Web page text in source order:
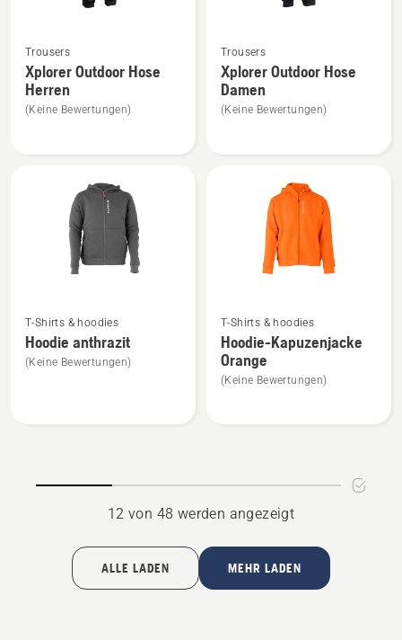
Details
zu
Xplorer
Outdoor
Trousers
Xplorer Outdoor Hose
Herren
(Keine Bewertungen)
Details
zu
Xplorer
Outdoor
Trousers
Xplorer Outdoor Hose
Damen
(Keine Bewertungen)
Details
zu
Hoodie
T-Shirts & hoodies
Hoodie anthrazit
(Keine Bewertungen)
Details
zu
Hoodie-
Kapuzenjacke
T-Shirts & hoodies
Hoodie-Kapuzenjacke
Orange
(Keine Bewertungen)
12 von 48 werden angezeigt
ALLE LADEN MEHR LADEN